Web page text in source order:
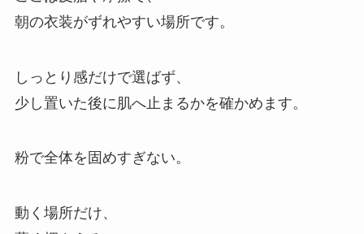
朝の衣装がずれやすい場所です。
しっとり感だけで選ばず、
少し置いた後に肌へ止まるかを確かめます。
粉で全体を固めすぎない。
動く場所だけ、